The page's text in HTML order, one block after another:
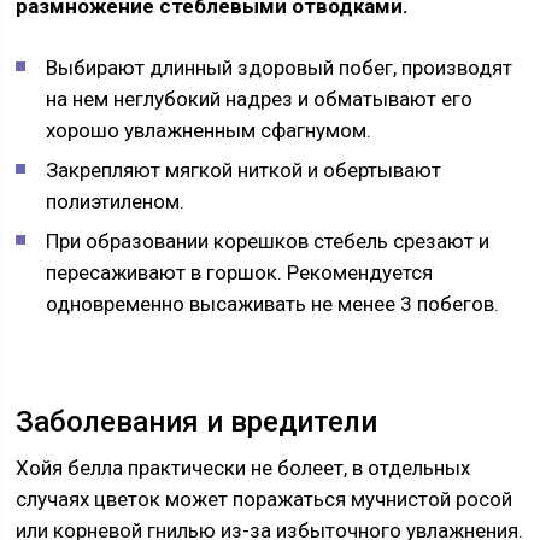
размножение стеблевыми отводками.
Выбирают длинный здоровый побег, производят
на нем неглубокий надрез и обматывают его
хорошо увлажненным сфагнумом.
Закрепляют мягкой ниткой и обертывают
полиэтиленом.
При образовании корешков стебель срезают и
пересаживают в горшок. Рекомендуется
одновременно высаживать не менее 3 побегов.
Заболевания и вредители
Хойя белла практически не болеет, в отдельных
случаях цветок может поражаться мучнистой росой
или корневой гнилью из-за избыточного увлажнения.